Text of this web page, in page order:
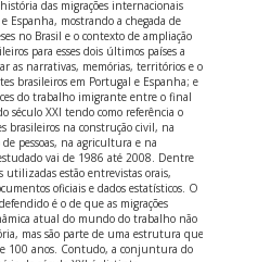
das migrações internacionais
Espanha, mostrando a chegada de
no Brasil e o contexto de ampliação
para esses dois últimos países a
as narrativas, memórias, territórios e o
brasileiros em Portugal e Espanha; e
do trabalho imigrante entre o final
século XXI tendo como referência o
brasileiros na construção civil, na
pessoas, na agricultura e na
vai de 1986 até 2008. Dentre
utilizadas estão entrevistas orais,
oficiais e dados estatísticos. O
é o de que as migrações
atual do mundo do trabalho não
mas são parte de uma estrutura que
100 anos. Contudo, a conjuntura do